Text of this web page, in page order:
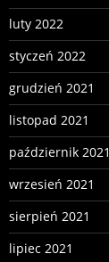
luty 2022
styczeń 2022
grudzień 2021
listopad 2021
październik 2021
wrzesień 2021
sierpień 2021
lipiec 2021